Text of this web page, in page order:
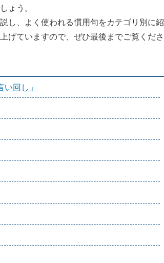
ょう。
し、よく使われる慣用句をカテゴリ別に紹
げていますので、ぜひ最後までご覧くださ
回し」